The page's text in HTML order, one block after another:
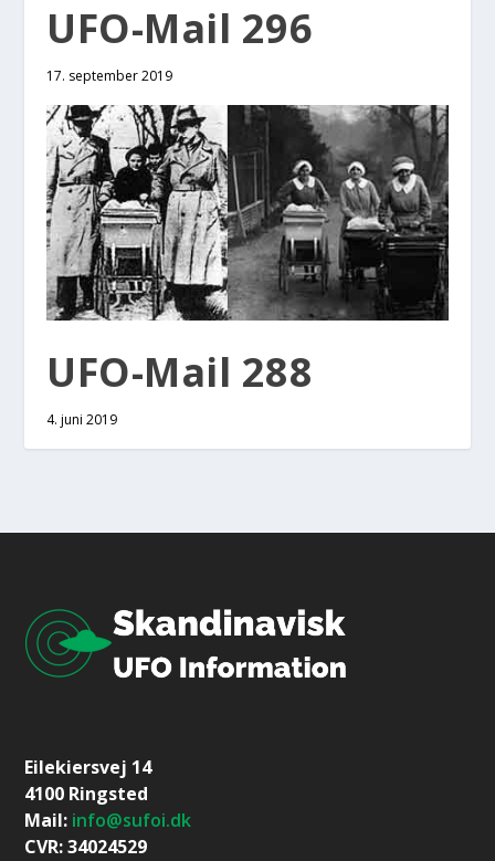
UFO-Mail 296
17. september 2019
UFO-Mail 288
4. juni 2019
Eilekiersvej 14
4100 Ringsted
Mail: info@sufoi.dk
CVR: 34024529